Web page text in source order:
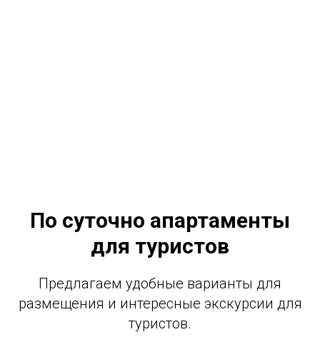
По суточно апартаменты
для туристов
Предлагаем удобные варианты для
размещения и интересные экскурсии для
туристов.